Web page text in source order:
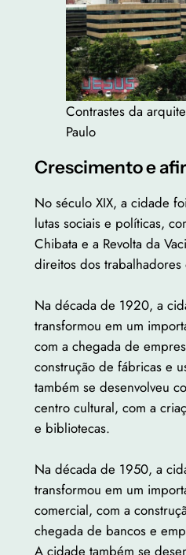
Contrastes da
Paulo
Crescimento e
No século XIX, a cidade
lutas sociais e políticas,
Chibata e a Revolta da
direitos dos
Na década de 1920, a
transformou em um
com a chegada de
construção de fábricas e
também se desenvolveu
centro cultural, com a
e bibliotecas.
Na década de 1950, a
transformou em um
comercial, com a
chegada de bancos e